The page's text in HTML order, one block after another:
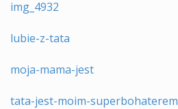
img_4932
lubie-z-tata
moja-mama-jest
tata-jest-moim-superbohaterem